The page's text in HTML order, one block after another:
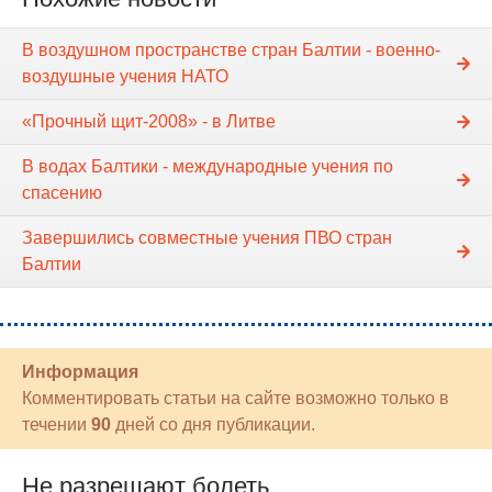
В воздушном пространстве стран Балтии - военно-
воздушные учения НАТО
«Прочный щит-2008» - в Литве
В водах Балтики - международные учения по
спасению
Завершились совместные учения ПВО стран
Балтии
Информация
Комментировать статьи на сайте возможно только в
течении 90 дней со дня публикации.
Не разрешают болеть